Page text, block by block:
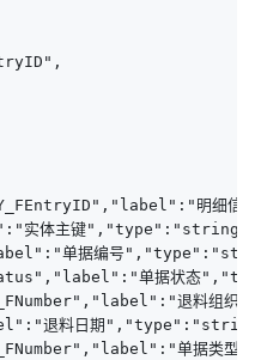
明细
实体主键
单据编号
单据状态
退料组
退料日期
单据类